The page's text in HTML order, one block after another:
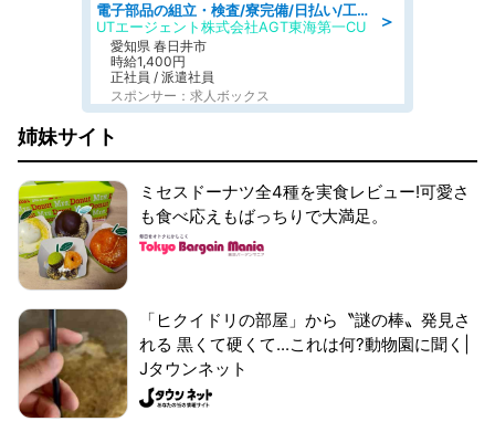
＞
電子部品の組立・検査/寮完備/日払い/工場・製造
UTエージェント株式会社AGT東海第一CU
愛知県 春日井市
時給1,400円
正社員 / 派遣社員
スポンサー：求人ボックス
姉妹サイト
ミセスドーナツ全4種を実食レビュー!可愛さ
も食べ応えもばっちりで大満足。
「ヒクイドリの部屋」から〝謎の棒〟発見さ
れる 黒くて硬くて...これは何?動物園に聞く|
Jタウンネット